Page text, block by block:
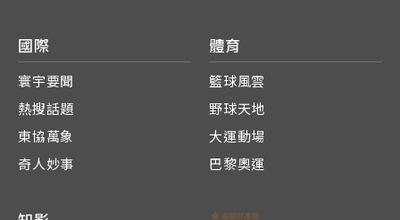
國際
寰宇要聞
熱搜話題
東協萬象
奇人妙事
體育
籃球風雲
野球天地
大運動場
巴黎奧運